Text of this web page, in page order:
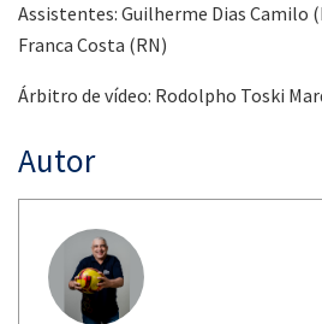
Assistentes: Guilherme Dias Camilo
Franca Costa (RN)
Árbitro de vídeo: Rodolpho Toski
Autor